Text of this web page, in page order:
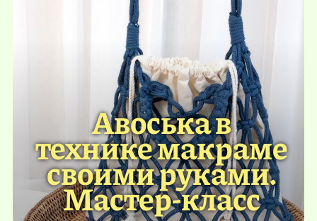
Авоська в
технике макраме
своими руками.
Мастер-класс